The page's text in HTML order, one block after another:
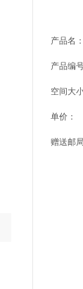
产品名：
产品编
空间大
单价：
赠送邮